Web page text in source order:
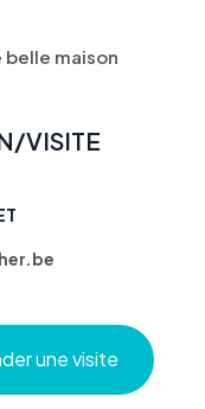
belle maison
VISITE
une visite